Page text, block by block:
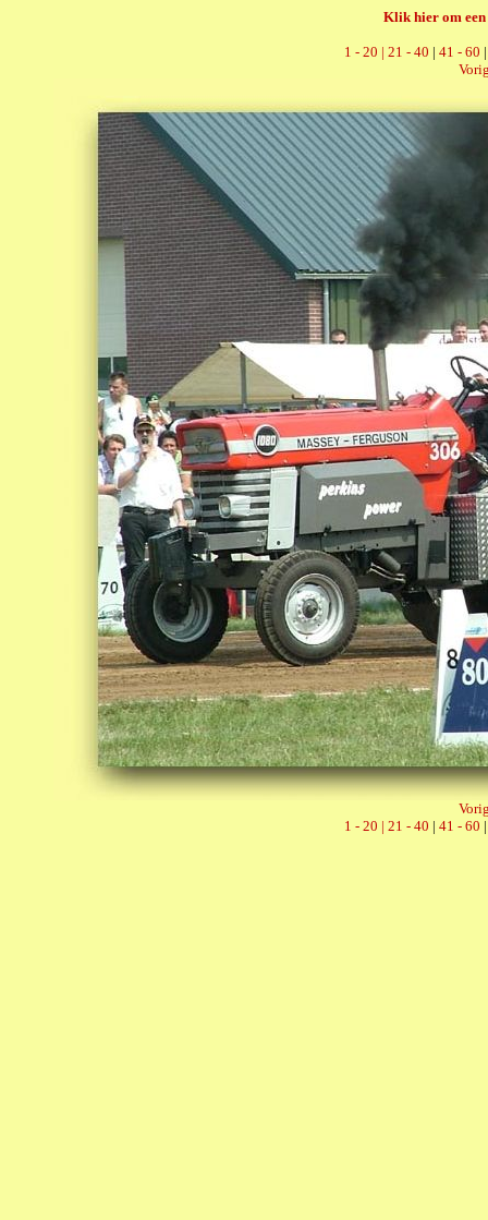
Klik hier om een
1 - 20 | 21 - 40 | 41 - 60
1 - 20 | 21 - 40 | 41 - 60